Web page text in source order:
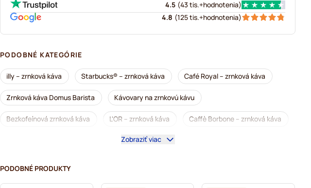
4.5 (43 tis.+hodnotenia)
4.8 (125 tis.+hodnotenia)
PODOBNÉ KATEGÓRIE
illy – zrnková káva Starbucks® – zrnková káva Café Royal – zrnková káva
Zrnková káva Domus Barista Kávovary na zrnkovú kávu
Bezkofeínová zrnková káva L'OR – zrnková káva Caffè Borbone – zrnková káva
Garibaldi zrnková káva
Segafredo – zrnková káva Zrnková káva Zrnková káva Kaffekapslen
Zobraziť viac
PODOBNÉ PRODUKTY